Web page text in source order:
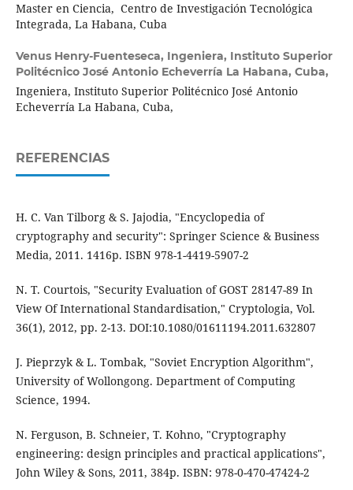
Master en Ciencia, Centro de Investigación Tecnológica
Integrada, La Habana, Cuba
Venus Henry-Fuenteseca, Ingeniera, Instituto Superior
Politécnico José Antonio Echeverría La Habana, Cuba,
Ingeniera, Instituto Superior Politécnico José Antonio
Echeverría La Habana, Cuba,
REFERENCIAS
H. C. Van Tilborg & S. Jajodia, "Encyclopedia of
cryptography and security": Springer Science & Business
Media, 2011. 1416p. ISBN 978-1-4419-5907-2
N. T. Courtois, "Security Evaluation of GOST 28147-89 In
View Of International Standardisation," Cryptologia, Vol.
36(1), 2012, pp. 2-13. DOI:10.1080/01611194.2011.632807
J. Pieprzyk & L. Tombak, "Soviet Encryption Algorithm",
University of Wollongong. Department of Computing
Science, 1994.
N. Ferguson, B. Schneier, T. Kohno, "Cryptography
engineering: design principles and practical applications",
John Wiley & Sons, 2011, 384p. ISBN: 978-0-470-47424-2